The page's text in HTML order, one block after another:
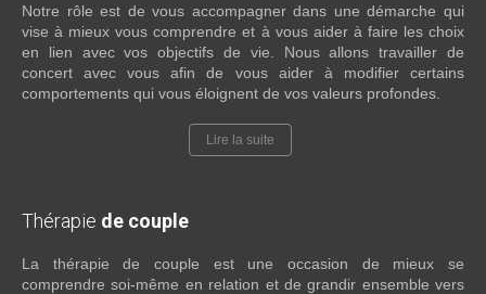
Notre rôle est de vous accompagner dans une démarche qui
vise à mieux vous comprendre et à vous aider à faire les choix
en lien avec vos objectifs de vie. Nous allons travailler de
concert avec vous afin de vous aider à modifier certains
comportements qui vous éloignent de vos valeurs profondes.
Lire la suite
Thérapie de couple
La thérapie de couple est une occasion de mieux se
comprendre soi-même en relation et de grandir ensemble vers